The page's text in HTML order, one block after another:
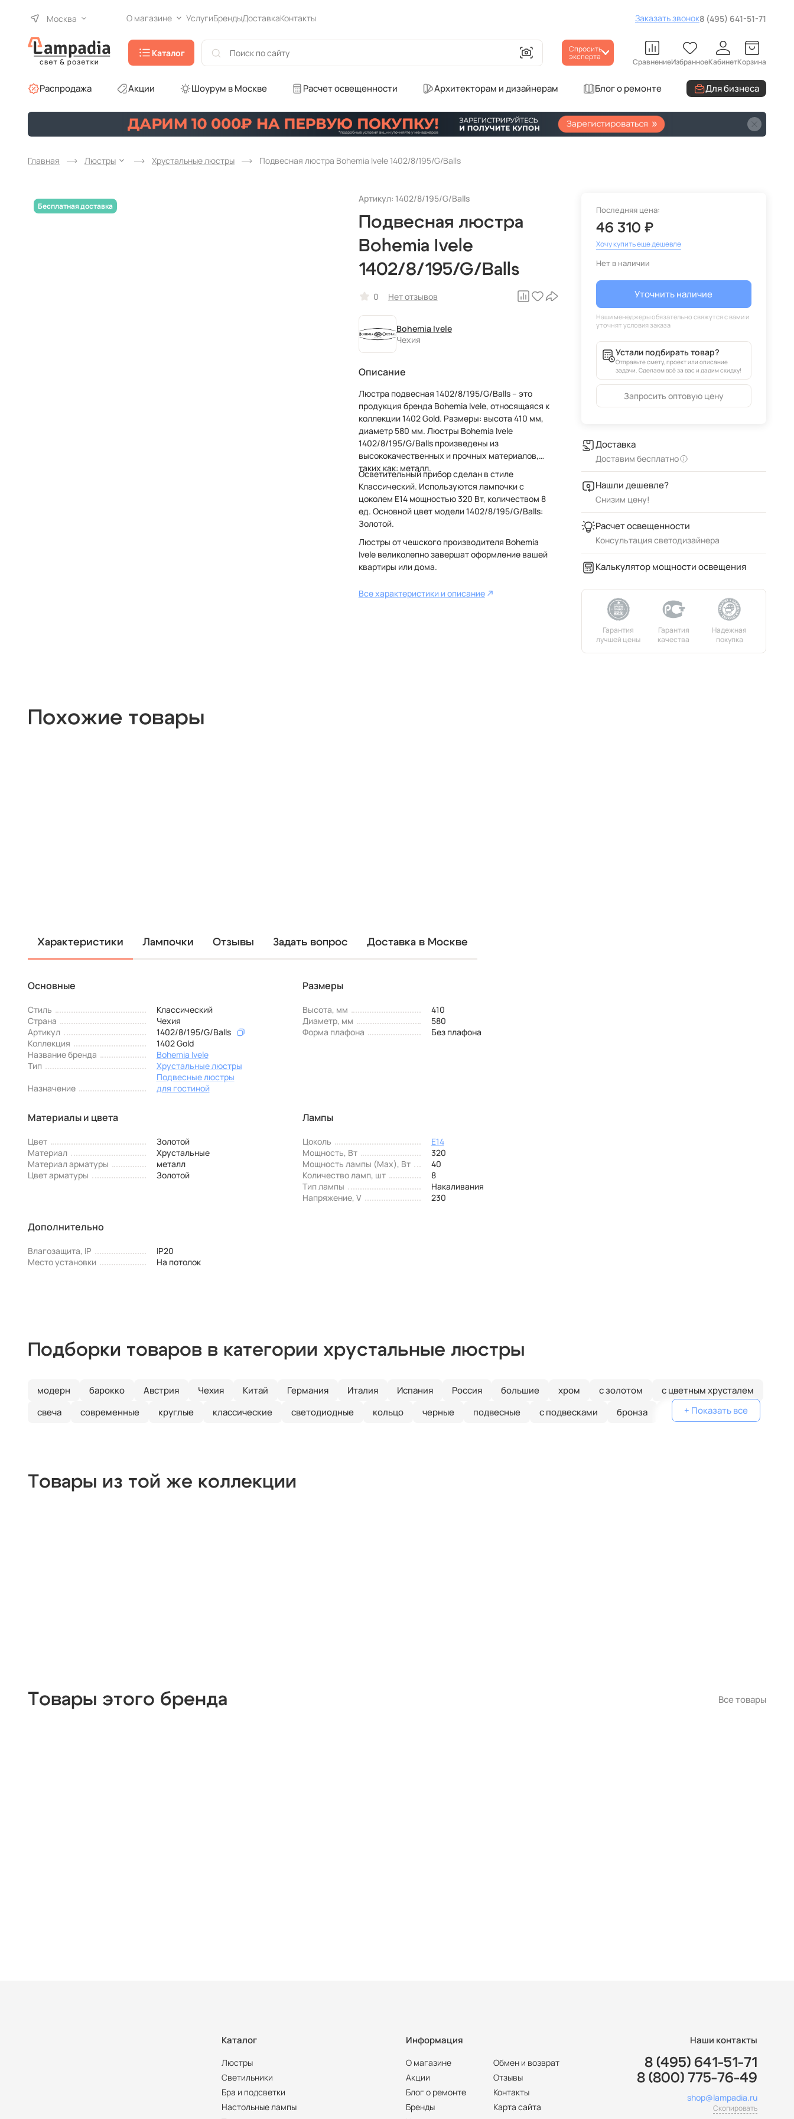
Москва О магазине УслугиБрендыДоставкаКонтакты Заказать звонок8 (495) 641-51-71
Каталог Спросить
эксперта СравнениеИзбранноеКабинетКорзина
Распродажа Акции Шоурум в Москве Расчет освещенности Архитекторам и дизайнерам Блог о ремонте Для бизнеса
Главная Люстры Хрустальные люстры Подвесная люстра Bohemia Ivele 1402/8/195/G/Balls
Артикул: 1402/8/195/G/Balls
Подвесная люстра
Bohemia Ivele
1402/8/195/G/Balls
0 Нет отзывов
Bohemia Ivele
Чехия
Описание
Люстра подвесная 1402/8/195/G/Balls – это
продукция бренда Bohemia Ivele, относящаяся к
коллекции 1402 Gold. Размеры: высота 410 мм,
диаметр 580 мм. Люстры Bohemia Ivele
1402/8/195/G/Balls произведены из
высококачественных и прочных материалов,
таких как: металл.
Осветительный прибор сделан в стиле
Классический. Используются лампочки с
цоколем E14 мощностью 320 Вт, количеством 8
ед. Основной цвет модели 1402/8/195/G/Balls:
Золотой.
Люстры от чешского производителя Bohemia
Ivele великолепно завершат оформление вашей
квартиры или дома.
Все характеристики и описание
Последняя цена:
46 310 ₽
Хочу купить еще дешевле
Нет в наличии
Уточнить наличие
Устали подбирать товар?
Отправьте смету, проект или описание
задачи. Сделаем всё за вас и дадим скидку!
Запросить оптовую цену
Доставка
Доставим бесплатно
Нашли дешевле?
Снизим цену!
Расчет освещенности
Консультация светодизайнера
Калькулятор мощности освещения
Похожие товары
Характеристики Лампочки Отзывы Задать вопрос Доставка в Москве
Основные
Стиль
Классический
Страна
Чехия
Артикул
1402/8/195/G/Balls
Коллекция
1402 Gold
Название бренда
Bohemia Ivele
Тип
Хрустальные люстры
Подвесные люстры
Назначение
для гостиной
Размеры
Высота, мм
410
Диаметр, мм
580
Форма плафона
Без плафона
Материалы и цвета
Цвет
Золотой
Материал
Хрустальные
Материал арматуры
металл
Цвет арматуры
Золотой
Лампы
Цоколь
E14
Мощность, Вт
320
Мощность лампы (Max), Вт
40
Количество ламп, шт
8
Тип лампы
Накаливания
Напряжение, V
230
Дополнительно
Влагозащита, IP
IP20
Место установки
На потолок
Подборки товаров в категории хрустальные люстры
модерн барокко Австрия Чехия Китай Германия Италия Испания Россия большие хром с золотом
с цветным хрусталем
свеча
современные круглые классические светодиодные кольцо черные подвесные с подвесками бронза потолочные
+ Показать все
Товары из той же коллекции
Товары этого бренда Все товары
Каталог
Люстры
Светильники
Бра и подсветки
Настольные лампы
Информация
О магазине
Акции
Блог о ремонте
Бренды
Обмен и возврат
Отзывы
Контакты
Карта сайта
Наши контакты
8 (495) 641-51-71
8 (800) 775-76-49
shop@lampadia.ru
Скопировать